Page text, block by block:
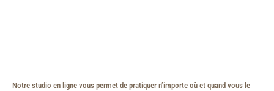
Notre studio en ligne vous permet de pratiquer n’importe où et quand vous le